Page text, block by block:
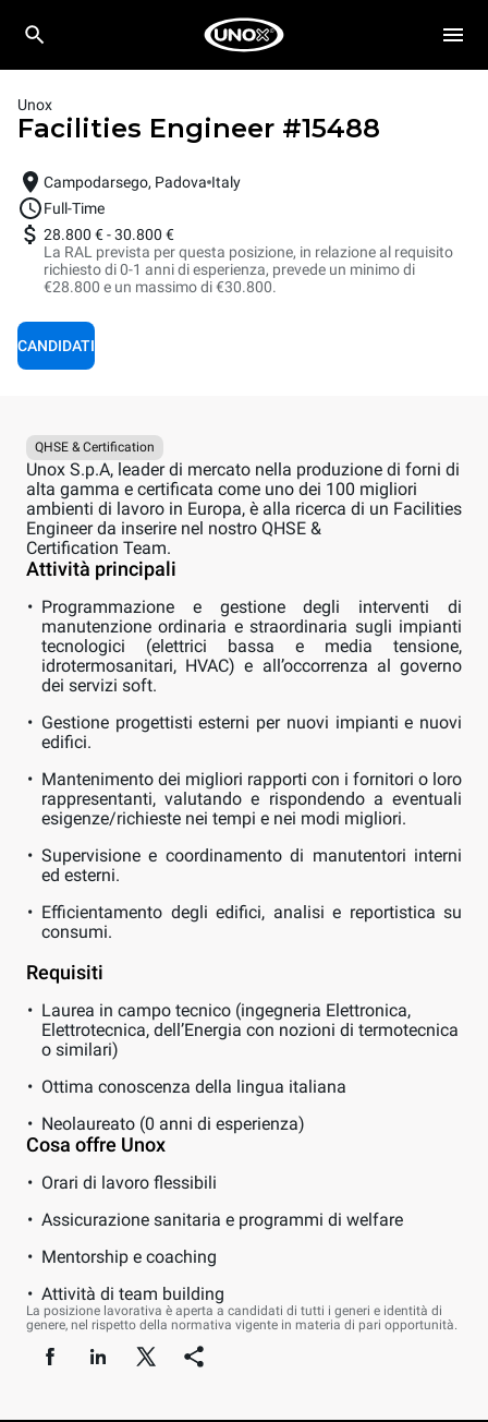
Unox
Facilities Engineer #15488
Campodarsego, Padova Italy
Full-Time
28.800 €-30.800 €
La RAL prevista per questa posizione, in relazione al requisito
richiesto di 0-1 anni di esperienza, prevede un minimo di
€28.800 e un massimo di €30.800.
CANDIDATI
QHSE & Certification
Unox S.p.A, leader di mercato nella produzione di forni di
alta gamma e certificata come uno dei 100 migliori
ambienti di lavoro in Europa, è alla ricerca di un Facilities
Engineer da inserire nel nostro QHSE &
Certification Team.
Attività principali
Programmazione e gestione degli interventi di
manutenzione ordinaria e straordinaria sugli impianti
tecnologici (elettrici bassa e media tensione,
idrotermosanitari, HVAC) e all’occorrenza al governo
dei servizi soft.
Gestione progettisti esterni per nuovi impianti e nuovi
edifici.
Mantenimento dei migliori rapporti con i fornitori o loro
rappresentanti, valutando e rispondendo a eventuali
esigenze/richieste nei tempi e nei modi migliori.
Supervisione e coordinamento di manutentori interni
ed esterni.
Efficientamento degli edifici, analisi e reportistica su
consumi.
Requisiti
Laurea in campo tecnico (ingegneria Elettronica,
Elettrotecnica, dell’Energia con nozioni di termotecnica
o similari)
Ottima conoscenza della lingua italiana
Neolaureato (0 anni di esperienza)
Cosa offre Unox
Orari di lavoro flessibili
Assicurazione sanitaria e programmi di welfare
Mentorship e coaching
Attività di team building
La posizione lavorativa è aperta a candidati di tutti i generi e identità di
genere, nel rispetto della normativa vigente in materia di pari opportunità.